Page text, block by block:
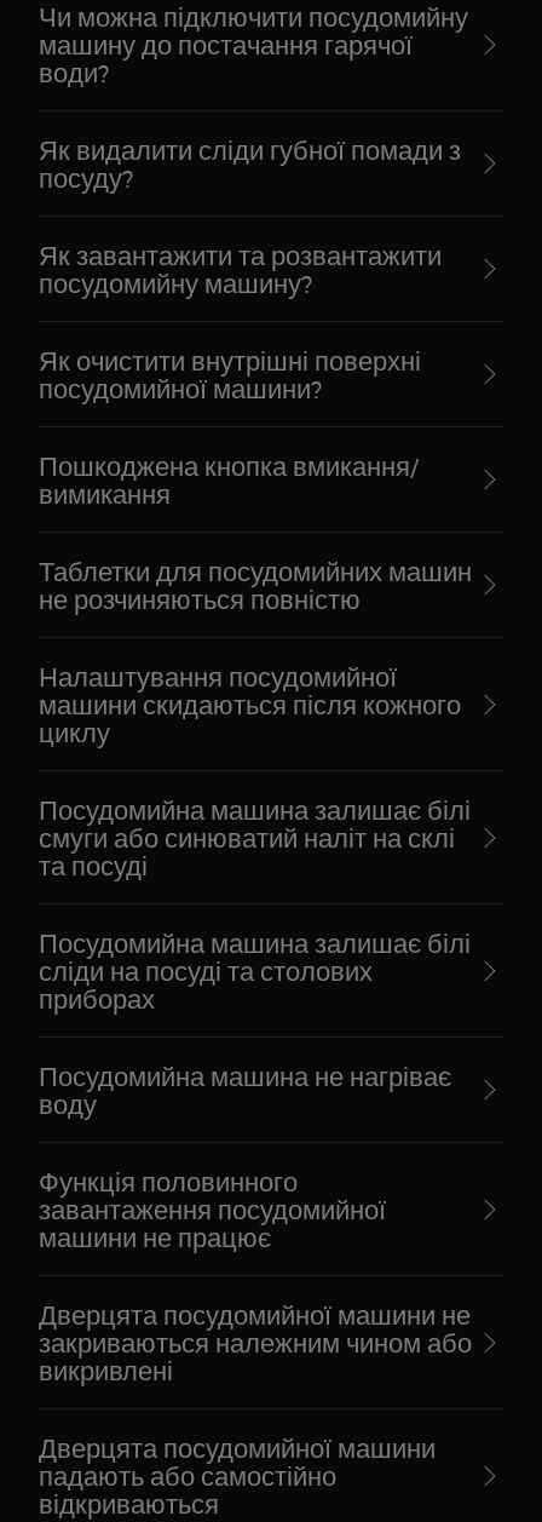
Чи можна підключити посудомийну
машину до постачання гарячої
води?
Як видалити сліди губної помади з
посуду?
Як завантажити та розвантажити
посудомийну машину?
Як очистити внутрішні поверхні
посудомийної машини?
Пошкоджена кнопка вмикання/
вимикання
Таблетки для посудомийних машин
не розчиняються повністю
Налаштування посудомийної
машини скидаються після кожного
циклу
Посудомийна машина залишає білі
смуги або синюватий наліт на склі
та посуді
Посудомийна машина залишає білі
сліди на посуді та столових
приборах
Посудомийна машина не нагріває
воду
Функція половинного
завантаження посудомийної
машини не працює
Дверцята посудомийної машини не
закриваються належним чином або
викривлені
Дверцята посудомийної машини
падають або самостійно
відкриваються